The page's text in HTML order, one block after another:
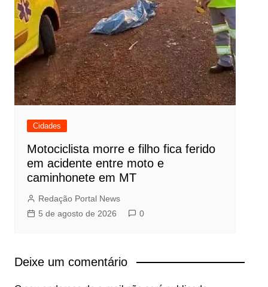
Cidades
Motociclista morre e filho fica ferido
em acidente entre moto e
caminhonete em MT
Redação Portal News
5 de agosto de 2026
0
Deixe um comentário